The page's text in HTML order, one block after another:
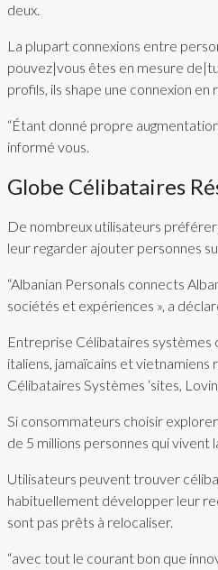
deux.
La plupart connexions entre
pouvez|vous êtes en mesure
profils, ils shape une connexion
“Étant donné propre
informé vous.
Globe Célibataires
De nombreux utilisateurs
leur regarder ajouter personnes
“Albanian Personals connects
sociétés et expériences », a
Entreprise Célibataires systèmes
italiens, jamaïcains et
Célibataires Systèmes ‘sites,
Si consommateurs choisir
de 5 millions personnes qui
Utilisateurs peuvent trouver
habituellement développer leur
sont pas prêts à relocaliser.
“avec tout le courant bon que